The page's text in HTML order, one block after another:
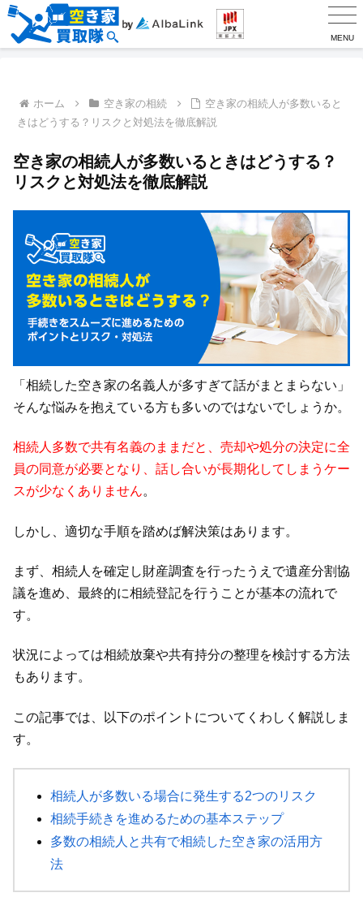
MENU
ホーム 空き家の相続
空き家の相続人が多数いると
きはどうする？リスクと対処法を徹底解説
空き家の相続人が多数いるときはどうする？
リスクと対処法を徹底解説
「相続した空き家の名義人が多すぎて話がまとまらない」
そんな悩みを抱えている方も多いのではないでしょうか。
相続人多数で共有名義のままだと、売却や処分の決定に全
員の同意が必要となり、話し合いが長期化してしまうケー
スが少なくありません。
しかし、適切な手順を踏めば解決策はあります。
まず、相続人を確定し財産調査を行ったうえで遺産分割協
議を進め、最終的に相続登記を行うことが基本の流れで
す。
状況によっては相続放棄や共有持分の整理を検討する方法
もあります。
この記事では、以下のポイントについてくわしく解説しま
す。
相続人が多数いる場合に発生する2つのリスク
相続手続きを進めるための基本ステップ
多数の相続人と共有で相続した空き家の活用方
法